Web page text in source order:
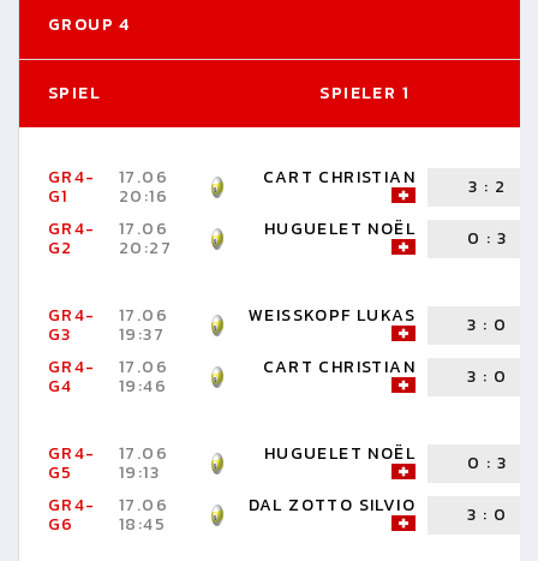
GROUP 4
SPIEL SPIELER 1
GR4-
G1
17.06
20:16
CART CHRISTIAN 3 : 2
GR4-
G2
17.06
20:27
HUGUELET NOËL 0 :3
GR4-
G3
17.06
19:37
WEISSKOPF LUKAS 3 : 0
GR4-
G4
17.06
19:46
CART CHRISTIAN 3 : 0
GR4-
G5
17.06
19:13
HUGUELET NOËL 0 :3
GR4-
G6
17.06
18:45
DAL ZOTTO SILVIO 3 : 0